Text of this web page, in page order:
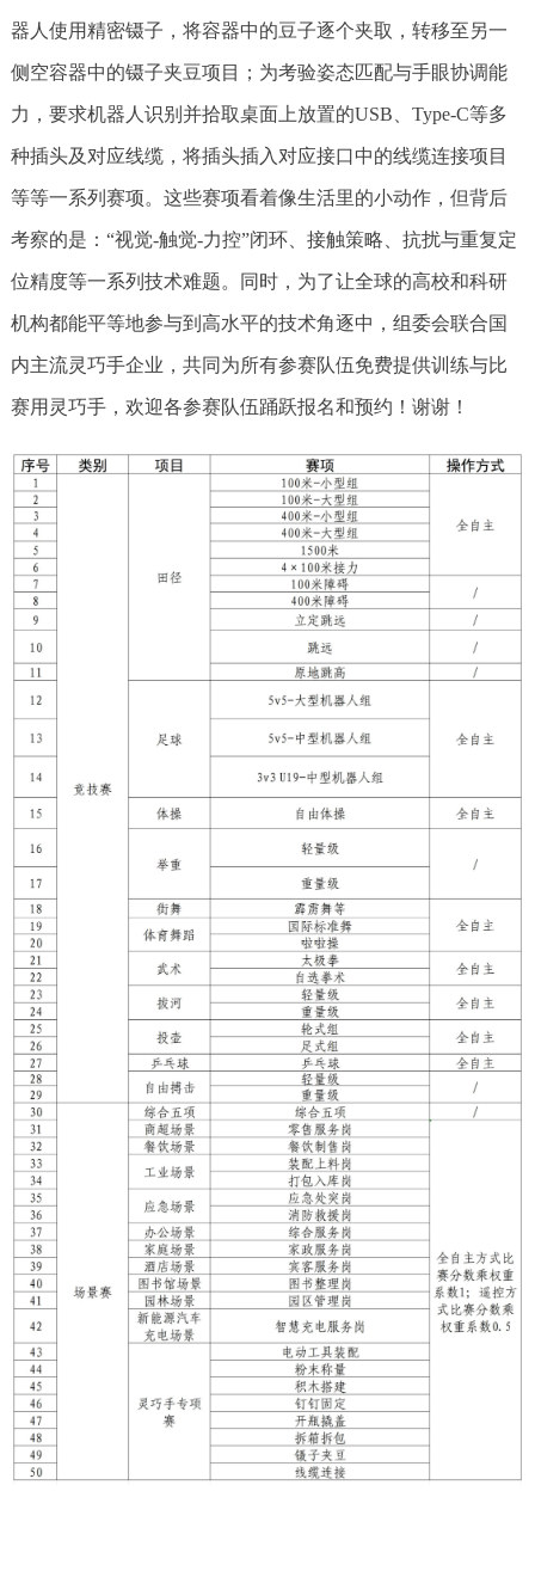
器人使用精密镊子，将容器中的豆子逐个夹取，转移至另一
侧空容器中的镊子夹豆项目；为考验姿态匹配与手眼协调能
力，要求机器人识别并拾取桌面上放置的USB、Type-C等多
种插头及对应线缆，将插头插入对应接口中的线缆连接项目
等等一系列赛项。这些赛项看着像生活里的小动作，但背后
考察的是：“视觉-触觉-力控”闭环、接触策略、抗扰与重复定
位精度等一系列技术难题。同时，为了让全球的高校和科研
机构都能平等地参与到高水平的技术角逐中，组委会联合国
内主流灵巧手企业，共同为所有参赛队伍免费提供训练与比
赛用灵巧手，欢迎各参赛队伍踊跃报名和预约！谢谢！